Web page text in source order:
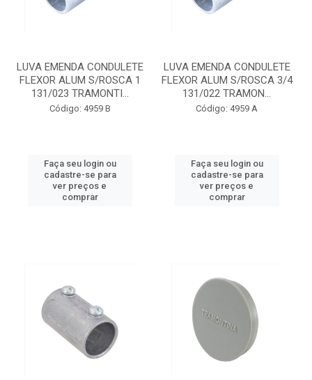
LUVA EMENDA CONDULETE
FLEXOR ALUM S/ROSCA 1
131/023 TRAMONTI...
Código: 4959 B
Faça seu login ou
cadastre-se para
ver preços e
comprar
LUVA EMENDA CONDULETE
FLEXOR ALUM S/ROSCA 3/4
131/022 TRAMON...
Código: 4959 A
Faça seu login ou
cadastre-se para
ver preços e
comprar